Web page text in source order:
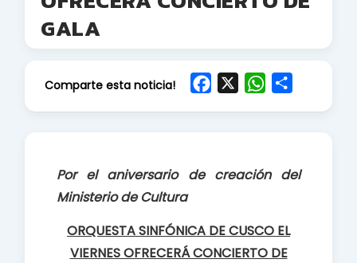
GALA
Comparte esta noticia!
k
W
p
Por el aniversario de creación del
Ministerio de Cultura
ORQUESTA SINFÓNICA DE CUSCO EL
VIERNES OFRECERÁ CONCIERTO DE